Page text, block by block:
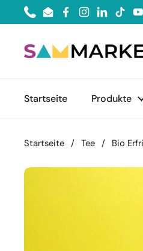
Zum Inhalt springen
PhoneEmailFacebook
Instagram
LinkedIn
TikTok
Startseite Produkte
Startseite / Tee / Bio